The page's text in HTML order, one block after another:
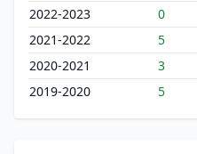
2022-2023
0
2021-2022
5
2020-2021
3
2019-2020
5